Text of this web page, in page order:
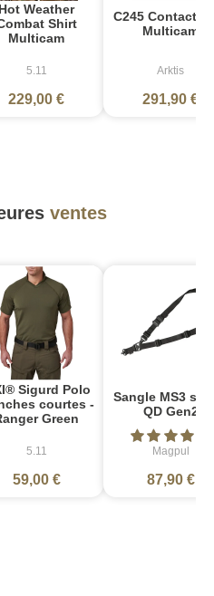
Hot Weather
Shirt
Multicam
5.11
229,00 €
C245 Contact
Multicam
Arktis
291,90 €
ventes
Sigurd Polo
courtes -
Green
5.11
59,00 €
Sangle MS3
QD Gen2
Magpul
87,90 €